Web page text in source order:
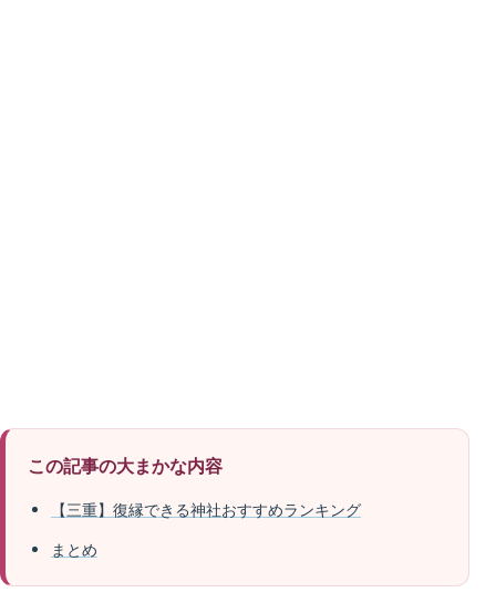
この記事の大まかな内容
【三重】復縁できる神社おすすめランキング
まとめ